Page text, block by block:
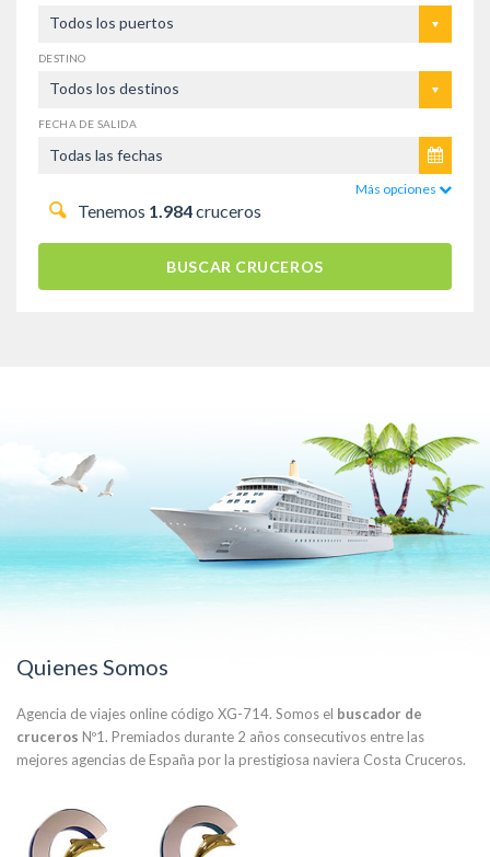
Todos los puertos
DESTINO
Todos los destinos
FECHA DE SALIDA
Más opciones
Tenemos 1.984cruceros
BUSCAR CRUCEROS
Quienes Somos
Agencia de viajes online código XG-714. Somos el buscador de
cruceros Nº1. Premiados durante 2 años consecutivos entre las
mejores agencias de España por la prestigiosa naviera Costa Cruceros.